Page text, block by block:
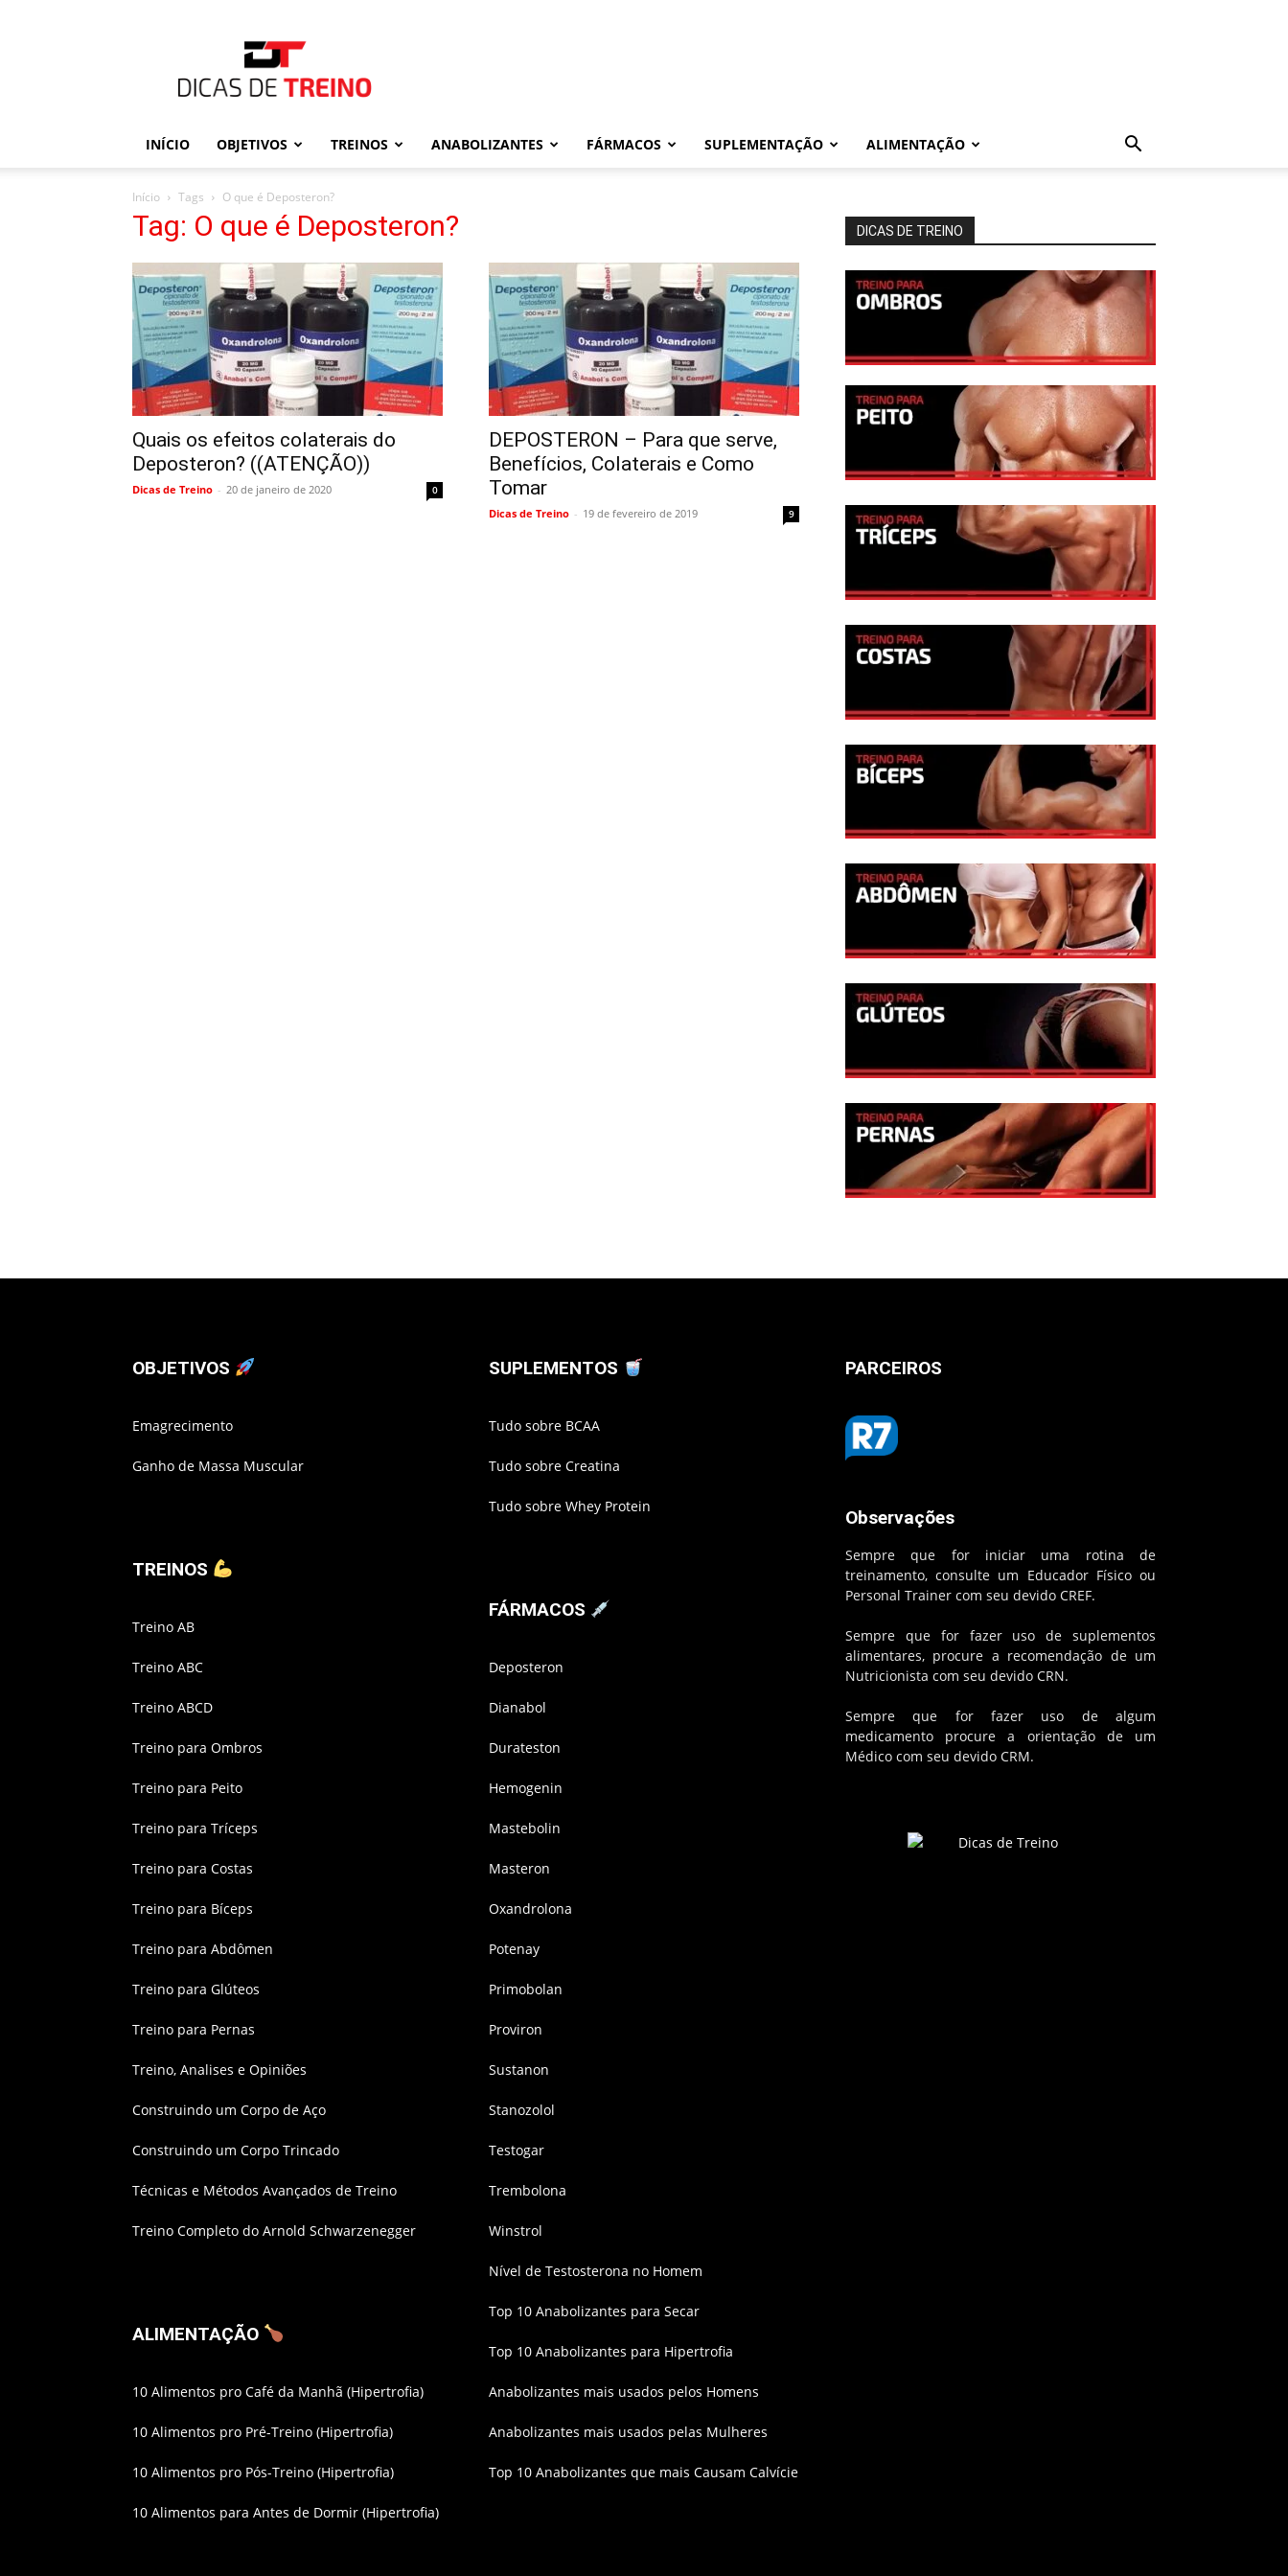
de
Treino
INÍCIO OBJETIVOS TREINOS ANABOLIZANTES FÁRMACOS SUPLEMENTAÇÃO ALIMENTAÇÃO
Início Tags O que é Deposteron?
Tag: O que é Deposteron?
Quais os efeitos colaterais do
Deposteron? ((ATENÇÃO))
Dicas de Treino - 20 de janeiro de 2020 0
DEPOSTERON – Para que serve,
Benefícios, Colaterais e Como
Tomar
Dicas de Treino - 19 de fevereiro de 2019 9
DICAS DE TREINO
OBJETIVOS
Emagrecimento
Ganho de Massa Muscular
TREINOS
Treino AB
Treino ABC
Treino ABCD
Treino para Ombros
Treino para Peito
Treino para Tríceps
Treino para Costas
Treino para Bíceps
Treino para Abdômen
Treino para Glúteos
Treino para Pernas
Treino, Analises e Opiniões
Construindo um Corpo de Aço
Construindo um Corpo Trincado
Técnicas e Métodos Avançados de Treino
Treino Completo do Arnold Schwarzenegger
ALIMENTAÇÃO
10 Alimentos pro Café da Manhã (Hipertrofia)
10 Alimentos pro Pré-Treino (Hipertrofia)
10 Alimentos pro Pós-Treino (Hipertrofia)
10 Alimentos para Antes de Dormir (Hipertrofia)
SUPLEMENTOS
Tudo sobre BCAA
Tudo sobre Creatina
Tudo sobre Whey Protein
FÁRMACOS
Deposteron
Dianabol
Durateston
Hemogenin
Mastebolin
Masteron
Oxandrolona
Potenay
Primobolan
Proviron
Sustanon
Stanozolol
Testogar
Trembolona
Winstrol
Nível de Testosterona no Homem
Top 10 Anabolizantes para Secar
Top 10 Anabolizantes para Hipertrofia
Anabolizantes mais usados pelos Homens
Anabolizantes mais usados pelas Mulheres
Top 10 Anabolizantes que mais Causam Calvície
PARCEIROS
Observações
Sempre que for iniciar uma rotina de
treinamento, consulte um Educador Físico ou
Personal Trainer com seu devido CREF.
Sempre que for fazer uso de suplementos
alimentares, procure a recomendação de um
Nutricionista com seu devido CRN.
Sempre que for fazer uso de algum
medicamento procure a orientação de um
Médico com seu devido CRM.